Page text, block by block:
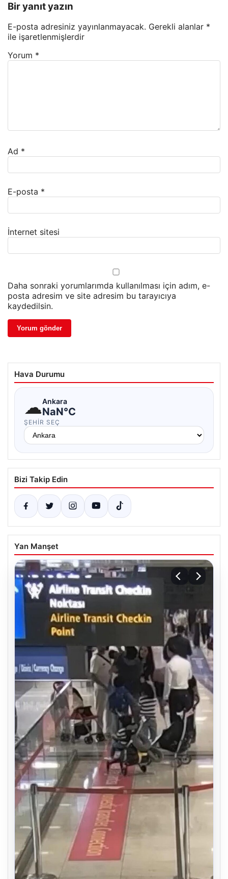
Bir yanıt yazın
E-posta adresiniz yayınlanmayacak. Gerekli alanlar *
ile işaretlenmişlerdir
Yorum *
Ad *
E-posta *
İnternet sitesi
Daha sonraki yorumlarımda kullanılması için adım, e-
posta adresim ve site adresim bu tarayıcıya
kaydedilsin.
Hava Durumu
☁Ankara
NaN°C
ŞEHIR SEÇ
Bizi Takip Edin
Yan Manşet